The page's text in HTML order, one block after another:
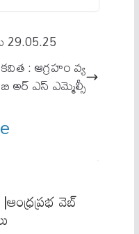
29.05.25
: ఆగ్రహం వ్య
బి అర్ ఎస్ ఎమ్మెల్సీ
వెబ్